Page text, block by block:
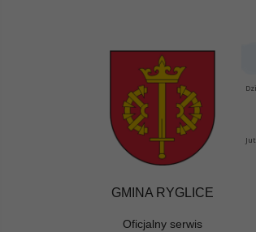
GMINA RYGLICE
Oficjalny serwis